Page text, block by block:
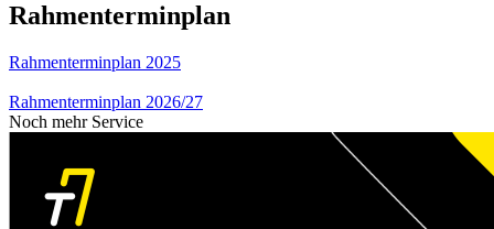
Rahmenterminplan
Rahmenterminplan 2025
Rahmenterminplan 2026/27
Noch mehr Service